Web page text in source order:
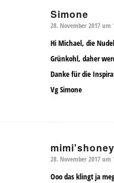
Simone
sagte:
28. November 2017 um
Hi Michael, die
Grünkohl, daher
Danke für die
Vg Simone
sagte:
28. November 2017 um
Ooo das klingt ja